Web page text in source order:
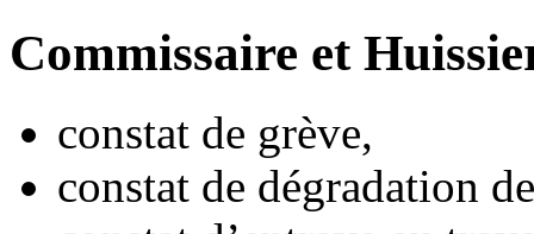
Commissaire et
constat de grève,
constat de dégradation